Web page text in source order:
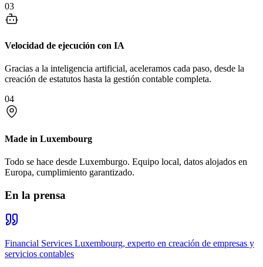
03
Velocidad de ejecución con IA
Gracias a la inteligencia artificial, aceleramos cada paso, desde la
creación de estatutos hasta la gestión contable completa.
04
Made in Luxembourg
Todo se hace desde Luxemburgo. Equipo local, datos alojados en
Europa, cumplimiento garantizado.
En la prensa
Financial Services Luxembourg, experto en creación de empresas y
servicios contables